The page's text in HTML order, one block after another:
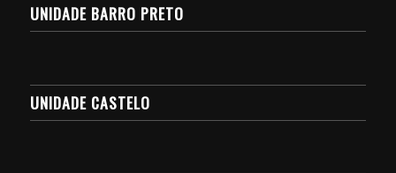
UNIDADE BARRO PRETO
UNIDADE CASTELO